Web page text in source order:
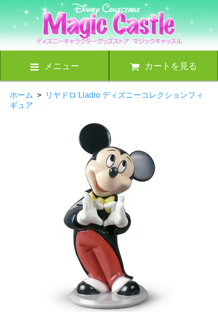
メニュー カートを見る
ホーム >
リヤドロ Lladro ディズニーコレクションフィ
ギュア